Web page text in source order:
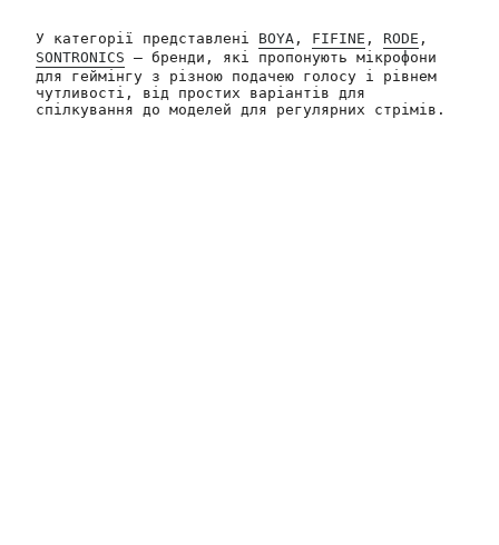
У категорії представлені BOYA , FIFINE , RODE ,
SONTRONICS — бренди, які пропонують мікрофони
для геймінгу з різною подачею голосу і рівнем
чутливості, від простих варіантів для
спілкування до моделей для регулярних стрімів.